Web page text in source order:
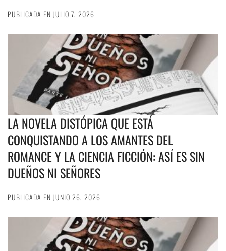
PUBLICADA EN JULIO 7, 2026
LA NOVELA DISTÓPICA QUE ESTÁ
CONQUISTANDO A LOS AMANTES DEL
ROMANCE Y LA CIENCIA FICCIÓN: ASÍ ES SIN
DUEÑOS NI SEÑORES
PUBLICADA EN JUNIO 26, 2026